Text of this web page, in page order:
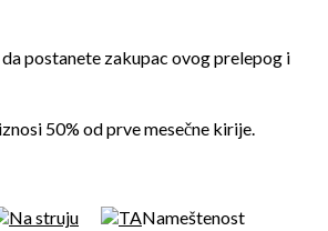
postanete zakupac ovog prelepog i
50% od prve mesečne kirije.
Na struju TANameštenost